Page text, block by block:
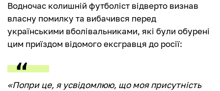
Водночас колишній футболіст відверто визнав
власну помилку та вибачився перед
українськими вболівальниками, які були обурені
цим приїздом відомого ексгравця до росії:
«Попри це, я усвідомлюю, що моя присутність